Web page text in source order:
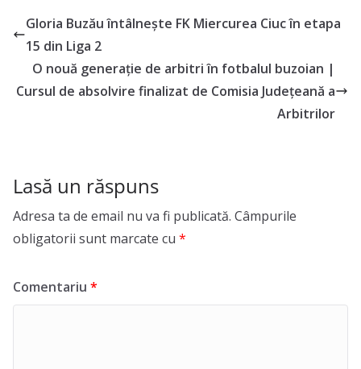
Gloria Buzău întâlnește FK Miercurea Ciuc în etapa
15 din Liga 2
O nouă generație de arbitri în fotbalul buzoian |
Cursul de absolvire finalizat de Comisia Județeană a
Arbitrilor
Lasă un răspuns
Adresa ta de email nu va fi publicată. Câmpurile
obligatorii sunt marcate cu *
Comentariu *